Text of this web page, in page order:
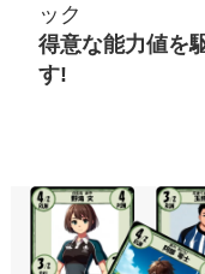
ック
得意な能力値を
す!